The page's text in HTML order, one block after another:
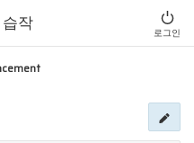
작 로그인